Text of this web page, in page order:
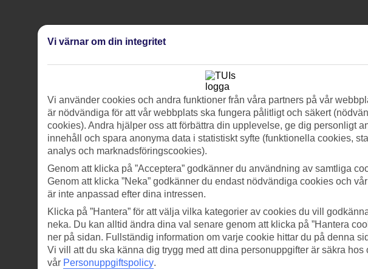
Vi värnar om din integritet
Vi använder cookies och andra funktioner från våra partners på vår
är nödvändiga för att vår webbplats ska fungera pålitligt och säkert
cookies). Andra hjälper oss att förbättra din upplevelse, ge dig personligt
innehåll och spara anonyma data i statistiskt syfte (funktionella cookies,
analys och marknadsföringscookies).
Genom att klicka på ”Acceptera” godkänner du användning av samtliga
Genom att klicka ”Neka” godkänner du endast nödvändiga cookies och
är inte anpassad efter dina intressen.
Klicka på ”Hantera” för att välja vilka kategorier av cookies du vill
neka. Du kan alltid ändra dina val senare genom att klicka på ”Hantera
ner på sidan. Fullständig information om varje cookie hittar du på denna
Vi vill att du ska känna dig trygg med att dina personuppgifter är säkra hos
vår Personuppgiftspolicy.